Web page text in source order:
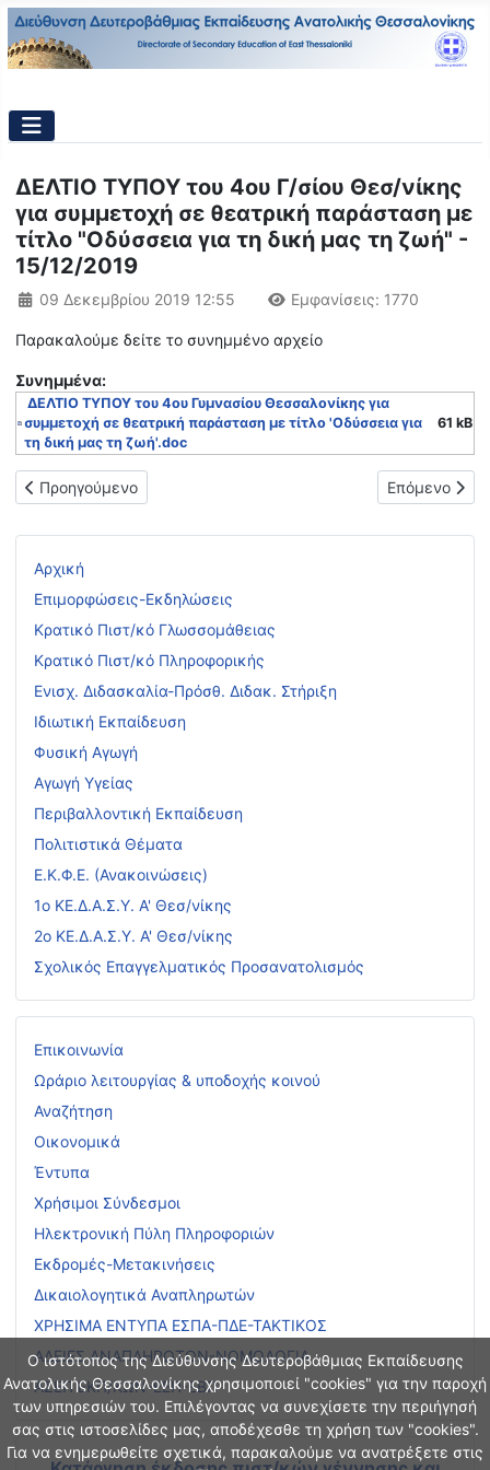
Ο ιστότοπος της Διεύθυνσης Δευτεροβάθμιας Εκπαίδευσης
Ανατολικής Θεσσαλονίκης χρησιμοποιεί "cookies" για την παροχή
των υπηρεσιών του. Επιλέγοντας να συνεχίσετε την περιήγησή
σας στις ιστοσελίδες μας, αποδέχεσθε τη χρήση των "cookies".
Για να ενημερωθείτε σχετικά, παρακαλούμε να ανατρέξετε στις
Αρχική
Επιμορφώσεις-Εκδηλώσεις
Κρατικό Πιστ/κό Γλωσσομάθειας
Κρατικό Πιστ/κό Πληροφορικής
Ενισχ. Διδασκαλία-Πρόσθ. Διδακ. Στήριξη
Ιδιωτική Εκπαίδευση
Φυσική Αγωγή
Αγωγή Υγείας
Περιβαλλοντική Εκπαίδευση
Πολιτιστικά Θέματα
Ε.Κ.Φ.Ε. (Ανακοινώσεις)
1ο ΚΕ.Δ.Α.Σ.Υ. Α' Θεσ/νίκης
2ο ΚΕ.Δ.Α.Σ.Υ. Α' Θεσ/νίκης
Σχολικός Επαγγελματικός Προσανατολισμός
Επικοινωνία
Ωράριο λειτουργίας & υποδοχής κοινού
Αναζήτηση
Οικονομικά
Έντυπα
Χρήσιμοι Σύνδεσμοι
Ηλεκτρονική Πύλη Πληροφοριών
Εκδρομές-Μετακινήσεις
Δικαιολογητικά Αναπληρωτών
ΧΡΗΣΙΜΑ ΕΝΤΥΠΑ ΕΣΠΑ-ΠΔΕ-ΤΑΚΤΙΚΟΣ
ΑΔΕΙΕΣ ΑΝΑΠΛΗΡΩΤΩΝ-ΝΟΜΟΛΟΓΙΑ
ΑΣΕΠ ΕΚΠ/ΚΩΝ-ΕΕΠ-ΕΒΠ
ΔΕΛΤΙΟ ΤΥΠΟΥ του 4ου Γ/σίου Θεσ/νίκης
για συμμετοχή σε θεατρική παράσταση με
τίτλο "Οδύσσεια για τη δική μας τη ζωή" -
15/12/2019
Λεπτομέρειες
09 Δεκεμβρίου 2019 12:55 Εμφανίσεις: 1770
Παρακαλούμε δείτε το συνημμένο αρχείο
Συνημμένα:
ΔΕΛΤΙΟ ΤΥΠΟΥ του 4ου Γυμνασίου Θεσσαλονίκης για
συμμετοχή σε θεατρική παράσταση με τίτλο 'Οδύσσεια για
τη δική μας τη ζωή'.doc
61 kB
Προηγούμενο άρθρο: Δελτίο Τύπου του ΓΕΛ Χορτιάτη για την
Προηγούμενο Επόμενο
Επόμενο